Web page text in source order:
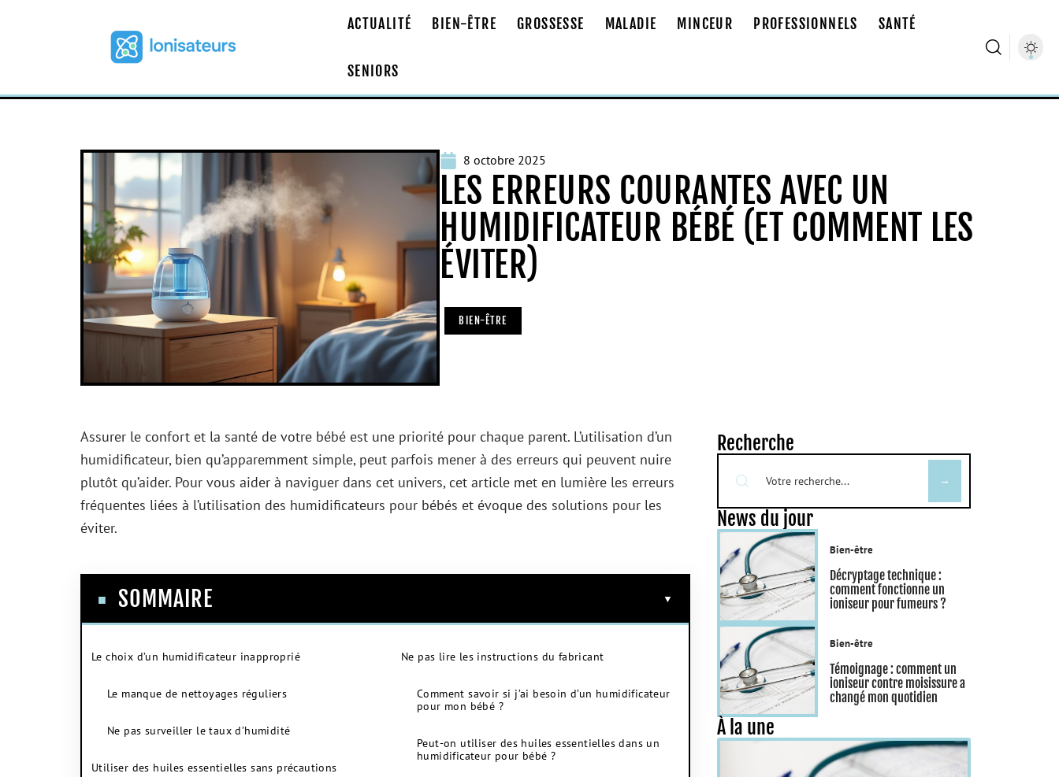
ACTUALITÉ BIEN-ÊTRE GROSSESSE MALADIE MINCEUR PROFESSIONNELS SANTÉ
SENIORS
8 octobre 2025
LES ERREURS COURANTES AVEC UN
HUMIDIFICATEUR BÉBÉ (ET COMMENT LES
ÉVITER)
BIEN-ÊTRE
Assurer le confort et la santé de votre bébé est une priorité pour chaque parent. L’utilisation d’un
humidificateur, bien qu’apparemment simple, peut parfois mener à des erreurs qui peuvent nuire
plutôt qu’aider. Pour vous aider à naviguer dans cet univers, cet article met en lumière les erreurs
fréquentes liées à l’utilisation des humidificateurs pour bébés et évoque des solutions pour les
éviter.
SOMMAIRE
Le choix d’un humidificateur inapproprié
Le manque de nettoyages réguliers
Ne pas surveiller le taux d’humidité
Utiliser des huiles essentielles sans précautions
Ne pas lire les instructions du fabricant
Comment savoir si j’ai besoin d’un humidificateur
pour mon bébé ?
Peut-on utiliser des huiles essentielles dans un
humidificateur pour bébé ?
Recherche
News du jour
Bien-être
Décryptage technique :
comment fonctionne un
ioniseur pour fumeurs ?
Bien-être
Témoignage : comment un
ioniseur contre moisissure a
changé mon quotidien
À la une